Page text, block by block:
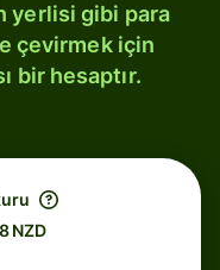
yerlisi gibi para
çevirmek için
bir hesaptır.
NZD